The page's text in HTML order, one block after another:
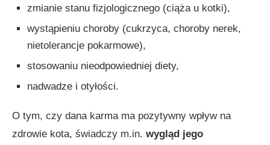
zmianie stanu fizjologicznego (ciąża u kotki),
wystąpieniu choroby (cukrzyca, choroby nerek,
nietolerancje pokarmowe),
stosowaniu nieodpowiedniej diety,
nadwadze i otyłości.
O tym, czy dana karma ma pozytywny wpływ na
zdrowie kota, świadczy m.in. wygląd jego